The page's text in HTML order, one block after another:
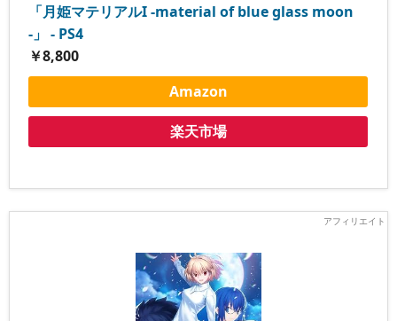
「月姫マテリアルI -material of blue glass moon
-」 - PS4
￥8,800
Amazon
楽天市場